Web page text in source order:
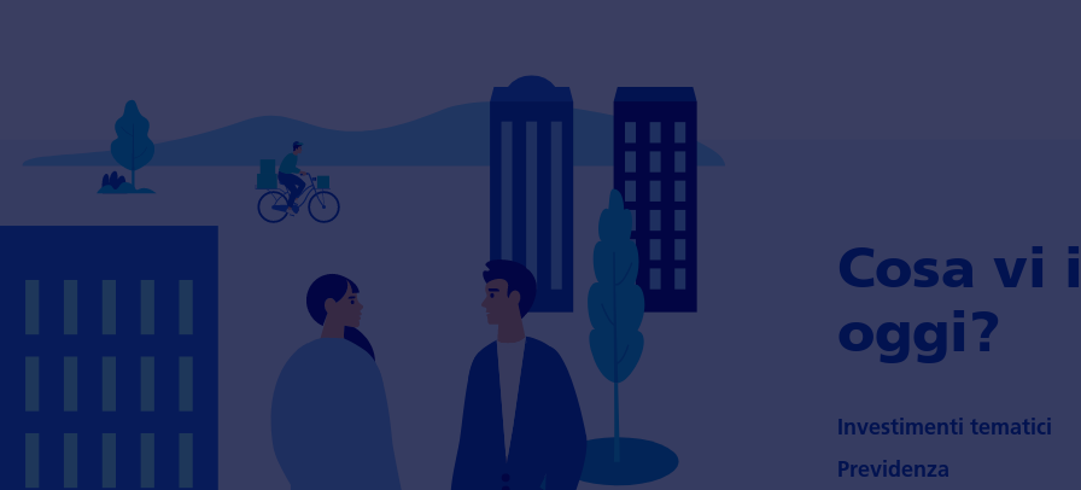
Cosa vi
oggi?
Investimenti tematici
Previdenza